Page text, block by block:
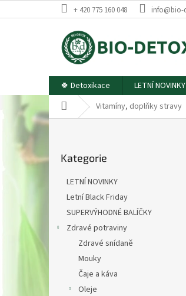
na
+ 420 775 160 048 info@bio-
🍀 Detoxikace LETNÍ NOVINKY
Domů Vitamíny, doplňky stravy
P
t
kategorie
Kategorie
LETNÍ NOVINKY
Letní Black Friday
SUPERVÝHODNÉ BALÍČKY
Zdravé potraviny
Zdravé snídaně
Mouky
Čaje a káva
Oleje